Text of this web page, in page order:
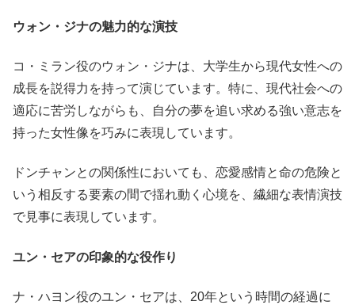
ウォン・ジナの魅力的な演技
コ・ミラン役のウォン・ジナは、大学生から現代女性への
成長を説得力を持って演じています。特に、現代社会への
適応に苦労しながらも、自分の夢を追い求める強い意志を
持った女性像を巧みに表現しています。
ドンチャンとの関係性においても、恋愛感情と命の危険と
いう相反する要素の間で揺れ動く心境を、繊細な表情演技
で見事に表現しています。
ユン・セアの印象的な役作り
ナ・ハヨン役のユン・セアは、20年という時間の経過に